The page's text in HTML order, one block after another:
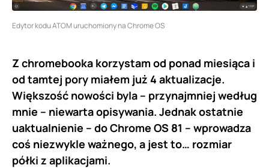
Edytor kodu ATOM uruchomiony na Chrome OS
Z chromebooka korzystam od ponad miesiąca i
od tamtej pory miałem już 4 aktualizacje.
Większość nowości byla – przynajmniej według
mnie – niewarta opisywania. Jednak ostatnie
uaktualnienie – do Chrome OS 81 – wprowadza
coś niezwykle ważnego, a jest to… rozmiar
półki z aplikacjami.